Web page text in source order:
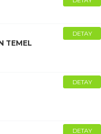
TEMEL
DETAY
DETAY
DETAY